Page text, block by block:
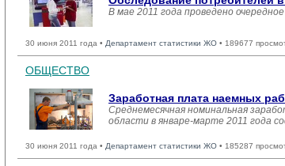
В мае 2011 года проведено
30 июня 2011 года • Департамент статистики ЖО • 189677
ОБЩЕСТВО
Заработная плата наемных
Среднемесячная номинальная
области в январе-марте 2011 года
30 июня 2011 года • Департамент статистики ЖО • 185287